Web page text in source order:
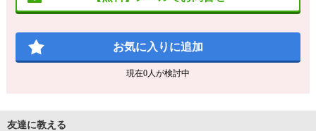
お気に入りに追加
現在0人が検討中
友達に教える